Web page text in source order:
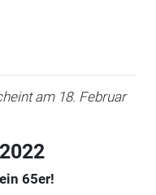
am 18. Februar
65er!